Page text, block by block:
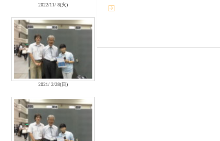
2022/11/ 8(火)
2021/ 2/28(日)